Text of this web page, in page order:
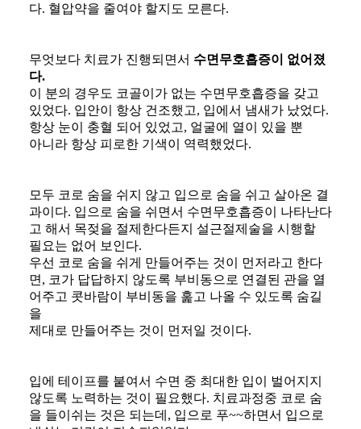
다. 혈압약을 줄여야 할지도 모른다.
무엇보다 치료가 진행되면서 수면무호흡증이 없어졌
다.
​이 분의 경우도 코골이가 없는 수면무호흡증을 갖고
있었다. 입안이 항상 건조했고, 입에서 냄새가 났었다.
항상 눈이 충혈 되어 있었고, 얼굴에 열이 있을 뿐
아니라 항상 피로한 기색이 역력했었다.
모두 코로 숨을 쉬지 않고 입으로 숨을 쉬고 살아온 결
과이다. 입으로 숨을 쉬면서 수면무호흡증이 나타난다
고 해서 목젖을 절제한다든지 설근절제술을 시행할
필요는 없어 보인다.
​우선 코로 숨을 쉬게 만들어주는 것이 먼저라고 한다
면, 코가 답답하지 않도록 부비동으로 연결된 관을 열
어주고 콧바람이 부비동을 훑고 나올 수 있도록 숨길
을
제대로 만들어주는 것이 먼저일 것이다.
입에 테이프를 붙여서 수면 중 최대한 입이 벌어지지
않도록 노력하는 것이 필요했다. 치료과정중 코로 숨
을 들이쉬는 것은 되는데, 입으로 푸~~하면서 입으로